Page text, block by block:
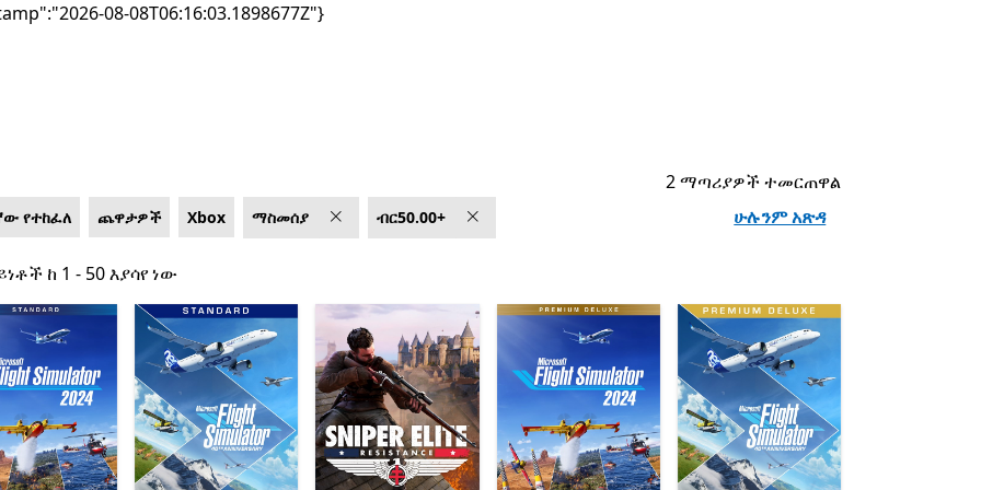
08-08T06:16:03.1898677Z"}
የተከፈለ ጨዋታዎች Xbox ማስመሰያ ብር50.00+
2 ማጣሪያዎች ተመርጠዋል
ሁሉንም አጽዳ
ከ 1 - 50 እያሳየ ነው
ከ 1 - 50 እያሳየ ነው